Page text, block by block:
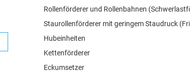
Rollenförderer und Rollenbahnen
Staurollenförderer mit geringem Staudruck
Hubeinheiten
Kettenförderer
Eckumsetzer